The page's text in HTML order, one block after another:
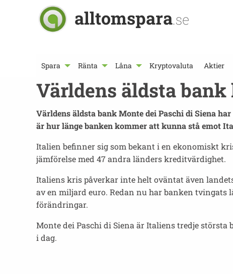
alltomspara.se
Spara Ränta Låna Kryptovaluta Aktier
Världens äldsta
Världens äldsta bank Monte dei Paschi di Siena
är hur länge banken kommer att kunna stå emot
Italien befinner sig som bekant i en ekonomiskt
jämförelse med 47 andra länders kreditvärdighet.
Italiens kris påverkar inte helt oväntat även
av en miljard euro. Redan nu har banken tvingats
förändringar.
Monte dei Paschi di Siena är Italiens tredje
i dag.